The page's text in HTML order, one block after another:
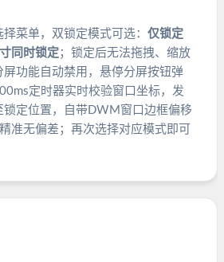
菜单，双锁定模式可选： 仅锁定
同时锁定；锁定后无法拖拽、缩放
屏功能自动禁用，悬停分屏按钮弹
定时器实时校验窗口坐标，发
锁定位置，自带DWM窗口边框偏移
准无偏差；再次选择对应模式即可